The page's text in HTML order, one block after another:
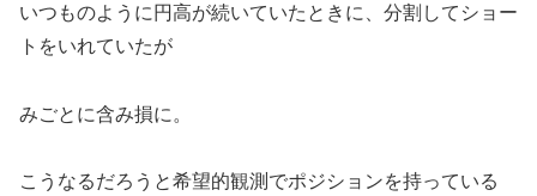
いつものように円高が続いていたときに、分割してショー
トをいれていたが
みごとに含み損に。
こうなるだろうと希望的観測でポジションを持っている